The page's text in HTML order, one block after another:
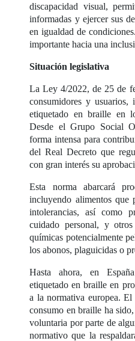
discapacidad visual,
informadas y ejercer sus
en igualdad de
importante hacia una
Situación legislativa
La Ley 4/2022, de 25 de
consumidores y
etiquetado en braille en
Desde el Grupo Social
forma intensa para
del Real Decreto que
con gran interés su
Esta norma abarcará
incluyendo alimentos que
intolerancias, así como
cuidado personal, y
químicas potencialmente
los abonos, plaguicidas o
Hasta ahora, en
etiquetado en braille en
a la normativa europea.
consumo en braille ha
voluntaria por parte de
normativo que la